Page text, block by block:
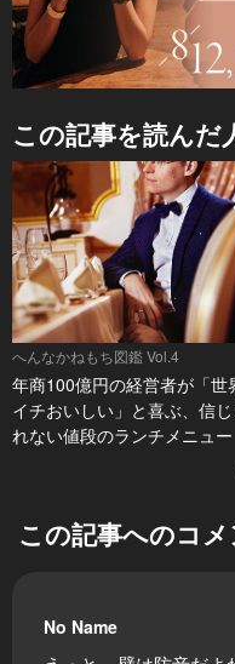
この記事を読んだ
へんなかねもち図鑑 Vol.4
年商100億円の経営者が「世
イチおいしい」と喜ぶ、信じ
れない値段のランチメニュー
この記事へのコメ
No Name